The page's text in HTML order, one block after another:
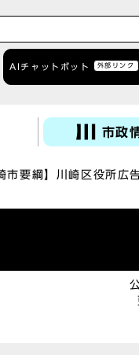
AIチャットボット 外部リンク
市政
市要綱】川崎区役所広